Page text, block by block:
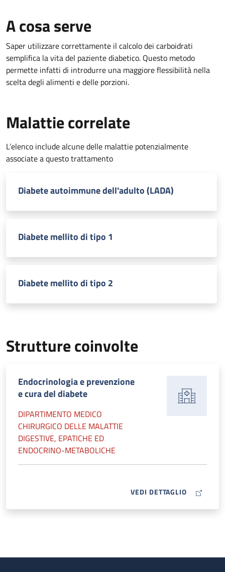
A cosa serve
Saper utilizzare correttamente il calcolo dei carboidrati
semplifica la vita del paziente diabetico. Questo metodo
permette infatti di introdurre una maggiore flessibilità nella
scelta degli alimenti e delle porzioni.
Malattie correlate
L’elenco include alcune delle malattie potenzialmente
associate a questo trattamento
Diabete autoimmune dell'adulto (LADA)
Diabete mellito di tipo 1
Diabete mellito di tipo 2
Strutture coinvolte
Endocrinologia e prevenzione
e cura del diabete
DIPARTIMENTO MEDICO
CHIRURGICO DELLE MALATTIE
DIGESTIVE, EPATICHE ED
ENDOCRINO-METABOLICHE
VEDI DETTAGLIO MAP ICON